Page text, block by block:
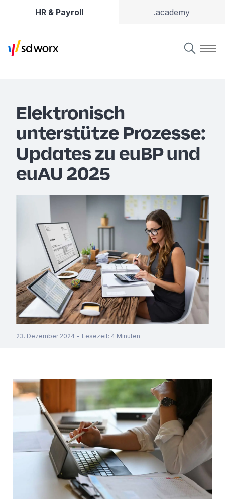
HR & Payroll .academy
Elektronisch
unterstütze Prozesse:
Updates zu euBP und
euAU 2025
23. Dezember 2024 - Lesezeit: 4 Minuten